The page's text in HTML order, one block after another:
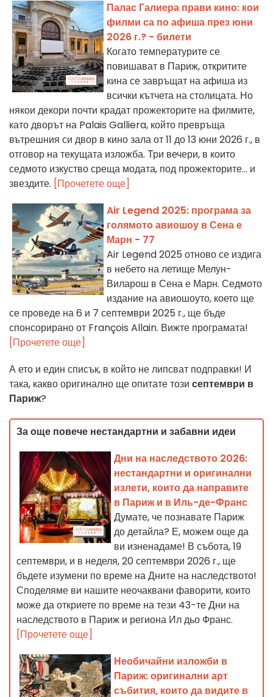
Палас Галиера прави кино: кои
филми са по афиша през юни
2026 г.? - билети
Когато температурите се
повишават в Париж, откритите
кина се завръщат на афиша из
всички кътчета на столицата. Но
някои декори почти крадат прожекторите на филмите,
като дворът на Palais Galliera, който превръща
вътрешния си двор в кино зала от 11 до 13 юни 2026 г., в
отговор на текущата изложба. Три вечери, в които
седмото изкуство среща модата, под прожекторите… и
звездите. [Прочетете още]
Air Legend 2025: програма за
голямото авиошоу в Сена е
Марн - 77
Air Legend 2025 отново се издига
в небето на летище Мелун-
Виларош в Сена е Марн. Седмото
издание на авиошоуто, което ще
се проведе на 6 и 7 септември 2025 г., ще бъде
спонсорирано от François Allain. Вижте програмата!
[Прочетете още]
А ето и един списък, в който не липсват подправки! И
така, какво оригинално ще опитате този септември в
Париж?
За още повече нестандартни и забавни идеи
Дни на наследството 2026:
нестандартни и оригинални
излети, които да направите
в Париж и в Иль-де-Франс
Думате, че познавате Париж
до детайла? Е, можем още да
ви изненадаме! В събота, 19
септември, и в неделя, 20 септември 2026 г., ще
бъдете изумени по време на Дните на наследството!
Споделяме ви нашите неочаквани фаворити, които
може да откриете по време на тези 43-те Дни на
наследството в Париж и региона Ил дьо Франс.
[Прочетете още]
Необичайни изложби в
Париж: оригинални арт
събития, които да видите в